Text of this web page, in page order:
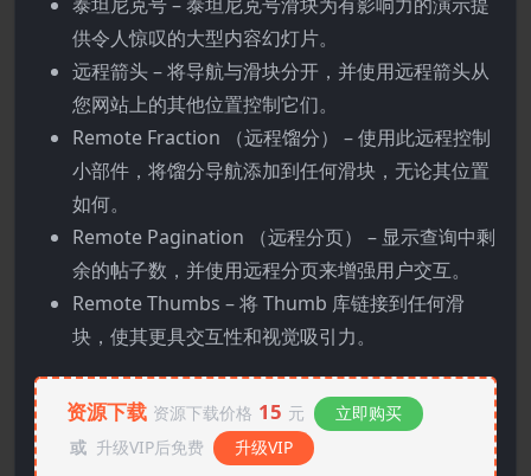
供令人惊叹的大型内容幻灯片。
远程箭头 – 将导航与滑块分开，并使用远程箭头从
您网站上的其他位置控制它们。
Remote Fraction （远程馏分） – 使用此远程控制
小部件，将馏分导航添加到任何滑块，无论其位置
如何。
Remote Pagination （远程分页） – 显示查询中剩
余的帖子数，并使用远程分页来增强用户交互。
Remote Thumbs – 将 Thumb 库链接到任何滑
块，使其更具交互性和视觉吸引力。
资源下载 资源下载价格 15 元
立即购买
或 升级VIP后免费 升级VIP